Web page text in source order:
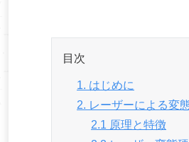
目次
1. はじめに
2. レーザーによる変
2.1 原理と特徴